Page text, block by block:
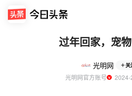
过年回家，宠物
光明网 关
光明网官方账号